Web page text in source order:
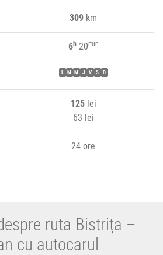
309 km
6h20min
L M M J V S D
125lei
63 lei
24 ore
ruta Bistrița –
cu autocarul